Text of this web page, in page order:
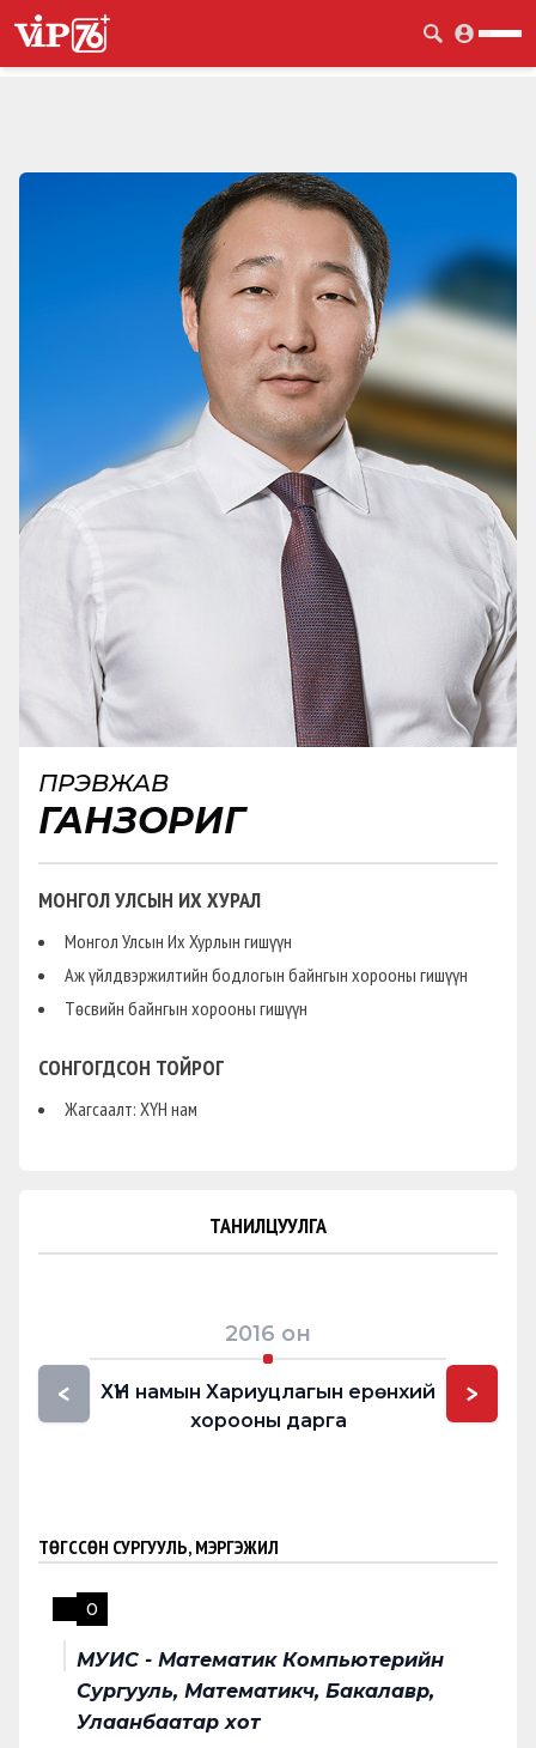
ПҮРЭВЖАВ
ГАНЗОРИГ
МОНГОЛ УЛСЫН ИХ ХУРАЛ
Монгол Улсын Их Хурлын гишүүн
Аж үйлдвэржилтийн бодлогын байнгын хорооны гишүүн
Төсвийн байнгын хорооны гишүүн
СОНГОГДСОН ТОЙРОГ
Жагсаалт: ХҮН нам
ТАНИЛЦУУЛГА
<
2016 он
ХҮН намын Хариуцлагын ерөнхий
хорооны дарга
>
ТӨГССӨН СУРГУУЛЬ, МЭРГЭЖИЛ
0
МУИС - Математик Компьютерийн
Сургууль, Математикч, Бакалавр,
Улаанбаатар хот